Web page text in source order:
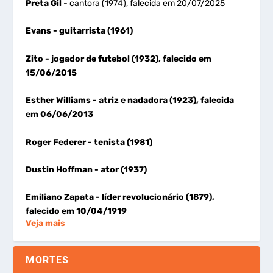
Preta Gil - cantora (1974), falecida em 20/07/2025
Evans- guitarrista (1961)
Zito- jogador de futebol (1932), falecido em
15/06/2015
Esther Williams- atriz e nadadora (1923), falecida
em 06/06/2013
Roger Federer- tenista (1981)
Dustin Hoffman- ator (1937)
Emiliano Zapata- líder revolucionário (1879),
falecido em 10/04/1919
Veja mais
MORTES